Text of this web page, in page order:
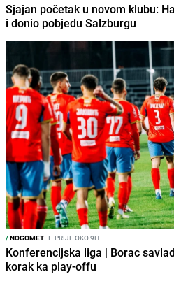
Sjajan početak u novom klubu:
i donio pobjedu Salzburgu
/NOGOMET I PRIJE OKO 9H
Konferencijska liga | Borac
korak ka play-offu